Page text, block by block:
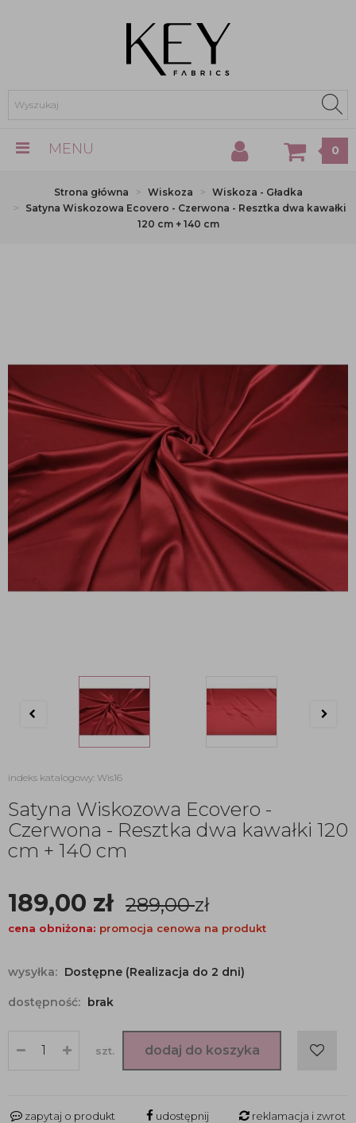
MENU 0
Strona główna Wiskoza
Wiskoza - Gładka
Satyna Wiskozowa Ecovero - Czerwona - Resztka dwa kawałki
120 cm + 140 cm
indeks katalogowy: Wis16
Satyna Wiskozowa Ecovero -
Czerwona - Resztka dwa kawałki 120
cm + 140 cm
189,00 zł 289,00zł
cena obniżona: promocja cenowa na produkt
wysyłka: Dostępne (Realizacja do 2 dni)
dostępność: brak
szt. dodaj do koszyka
zapytaj o produkt udostępnij
reklamacja i zwrot